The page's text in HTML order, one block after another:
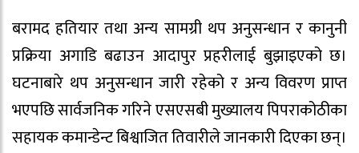
बरामद हतियार तथा अन्य सामग्री थप अनुसन्धान र कानुनी
प्रक्रिया अगाडि बढाउन आदापुर प्रहरीलाई बुझाइएको छ।
घटनाबारे थप अनुसन्धान जारी रहेको र अन्य विवरण प्राप्त
भएपछि सार्वजनिक गरिने एसएसबी मुख्यालय पिपराकोठीका
सहायक कमान्डेन्ट बिश्वाजित तिवारीले जानकारी दिएका छन्।